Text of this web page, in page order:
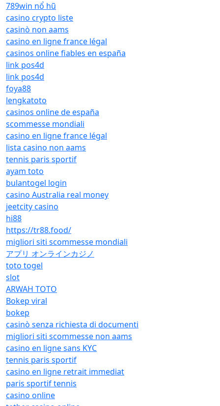
789win nổ hũ
casino crypto liste
casinò non aams
casino en ligne france légal
casinos online fiables en españa
link pos4d
link pos4d
foya88
lengkatoto
casinos online de españa
scommesse mondiali
casino en ligne france légal
lista casino non aams
tennis paris sportif
ayam toto
bulantogel login
casino Australia real money
jeetcity casino
hi88
https://tr88.food/
migliori siti scommesse mondiali
アプリ オンラインカジノ
toto togel
slot
ARWAH TOTO
Bokep viral
bokep
casinò senza richiesta di documenti
migliori siti scommesse non aams
casino en ligne sans KYC
tennis paris sportif
casino en ligne retrait immediat
paris sportif tennis
casino online